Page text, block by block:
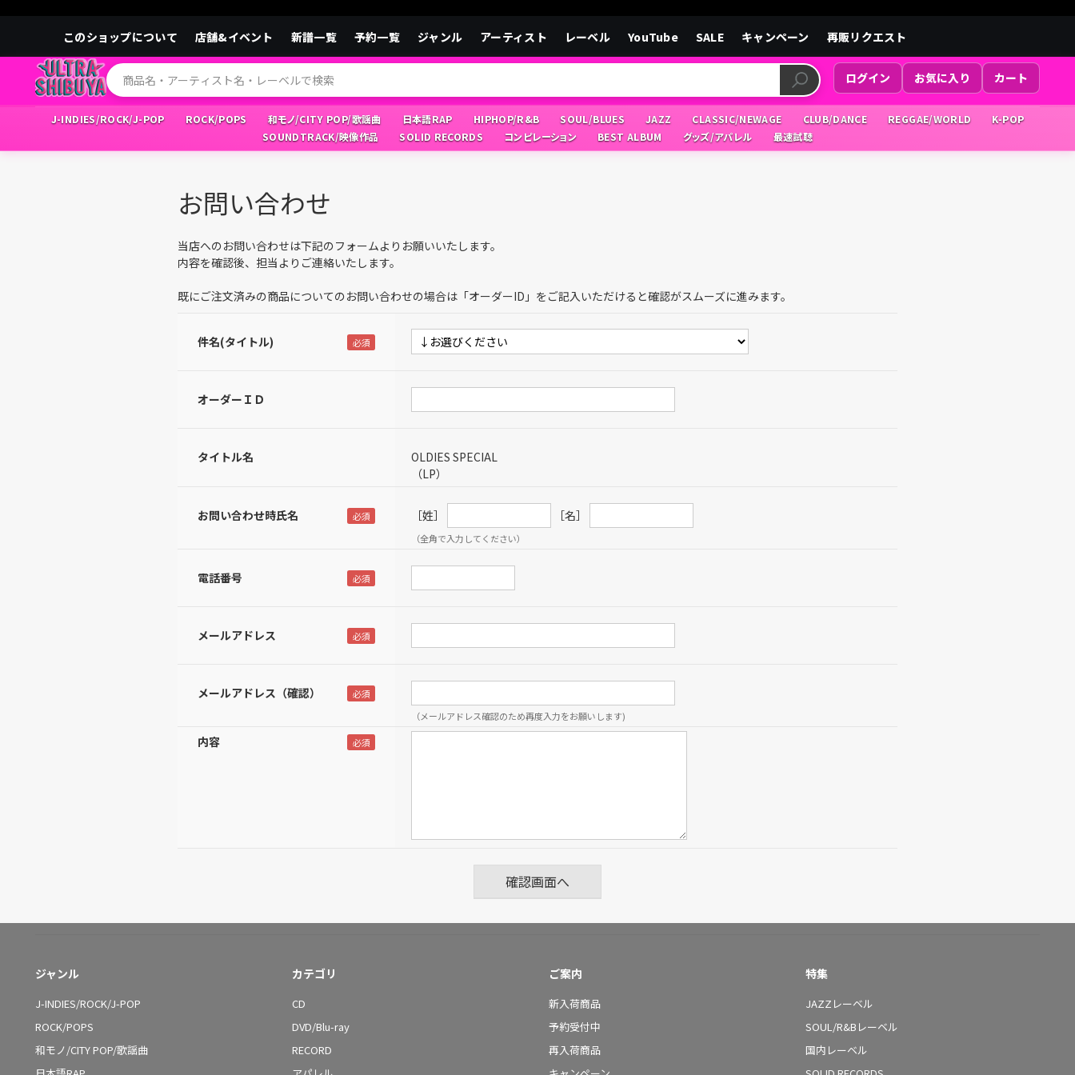
このショップについて 店舗&イベント 新譜一覧 予約一覧 ジャンル アーティスト レーベル YouTube SALE キャンペーン 再販リクエスト
ログイン お気に入り カート
J-INDIES/ROCK/J-POP ROCK/POPS 和モノ/CITY POP/歌謡曲 日本語RAP HIPHOP/R&B SOUL/BLUES JAZZ CLASSIC/NEWAGE CLUB/DANCE REGGAE/WORLD
K-POP
SOUNDTRACK/映像作品
SOLID RECORDS コンピレーション BEST ALBUM グッズ/アパレル 最速試聴
お問い合わせ
当店へのお問い合わせは下記のフォームよりお願いいたします。
内容を確認後、担当よりご連絡いたします。
既にご注文済みの商品についてのお問い合わせの場合は「オーダーID」をご記入いただけると確認がスムーズに進みます。
件名(タイトル)
オーダーＩＤ
タイトル名
OLDIES SPECIAL
（LP）
お問い合わせ時氏名 ［姓］ ［名］
（全角で入力してください）
電話番号
メールアドレス
メールアドレス（確認）
（メールアドレス確認のため再度入力をお願いします)
内容
ジャンル
J-INDIES/ROCK/J-POP
ROCK/POPS
和モノ/CITY POP/歌謡曲
カテゴリ
CD
DVD/Blu-ray
RECORD
ご案内
新入荷商品
予約受付中
再入荷商品
特集
JAZZレーベル
SOUL/R&Bレーベル
国内レーベル